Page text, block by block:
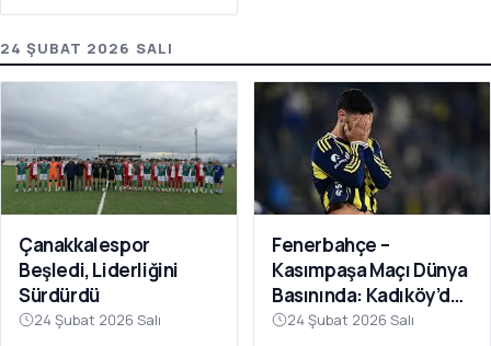
24 ŞUBAT 2026 SALI
Çanakkalespor
Beşledi, Liderliğini
Sürdürdü
24 Şubat 2026 Salı
Fenerbahçe –
Kasımpaşa Maçı Dünya
Basınında: Kadıköy’de
Büyük Şok
24 Şubat 2026 Salı